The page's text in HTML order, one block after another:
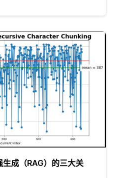
成（RAG）的三大关